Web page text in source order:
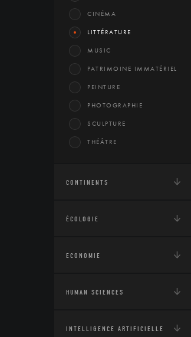
CINÉMA
LITTÉRATURE
MUSIC
PATRIMOINE IMMATÉRIEL
PEINTURE
PHOTOGRAPHIE
SCULPTURE
THÉÂTRE
CONTINENTS
ÉCOLOGIE
ECONOMIE
HUMAN SCIENCES
INTELLIGENCE ARTIFICIELLE